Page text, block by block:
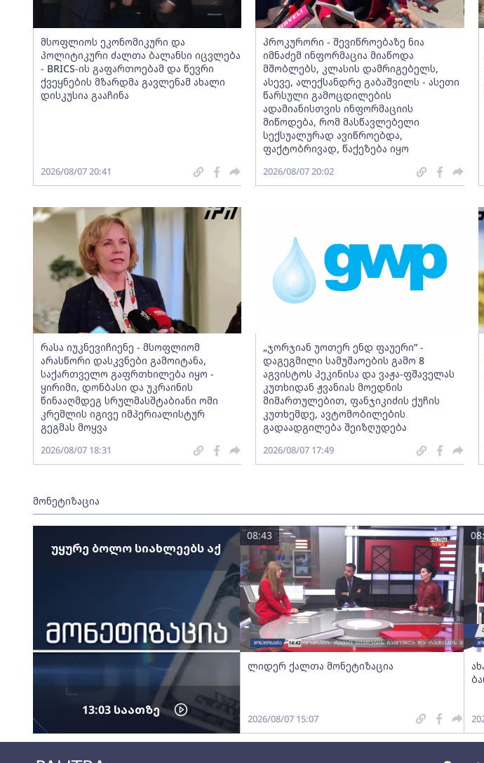
მსოფლიოს ეკონომიკური და
პოლიტიკური ძალთა ბალანსი იცვლება
- BRICS-ის გაფართოებამ და წევრი
ქვეყნების მზარდმა გავლენამ ახალი
დისკუსია გააჩინა
2026/08/07 20:41
პროკურორი - შევიწროებაზე ნია
იმნაძემ ინფორმაცია მიაწოდა
მშობლებს, კლასის დამრიგებელს,
ასევე, ალექსანდრე გაბაშვილს - ასეთი
წარსული გამოცდილების
ადამიანისთვის ინფორმაციის
მიწოდება, რომ მასწავლებელი
სექსუალურად ავიწროებდა,
ფაქტობრივად, წაქეზება იყო
2026/08/07 20:02
რასა იუკნევიჩიენე - მსოფლიომ
არასწორი დასკვნები გამოიტანა,
საქართველო გაფრთხილება იყო -
ყირიმი, დონბასი და უკრაინის
წინააღმდეგ სრულმასშტაბიანი ომი
კრემლის იგივე იმპერიალისტურ
გეგმას მოყვა
2026/08/07 18:31
„ჯორჯიან უოთერ ენდ ფაუერი” -
დაგეგმილი სამუშაოების გამო 8
აგვისტოს პეკინისა და ვაჟა-ფშაველას
კუთხიდან ჟვანიას მოედნის
მიმართულებით, ფანჯიკიძის ქუჩის
კუთხემდე, ავტომობილების
გადაადგილება შეიზღუდება
2026/08/07 17:49
მონეტიზაცია
უყურე ბოლო სიახლეებს აქ
13:03საათზე
ლიდერ ქალთა მონეტიზაცია
08:43
2026/08/07 15:07